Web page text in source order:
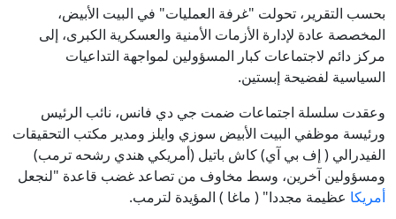
بحسب التقرير، تحولت "غرفة العمليات" في البيت الأبيض،
المخصصة عادة لإدارة الأزمات الأمنية والعسكرية الكبرى، إلى
مركز دائم لاجتماعات كبار المسؤولين لمواجهة التداعيات
السياسية لفضيحة إبستين.
وعقدت سلسلة اجتماعات ضمت جي دي فانس، نائب الرئيس
ورئيسة موظفي البيت الأبيض سوزي وايلز ومدير مكتب التحقيقات
الفيدرالي ( إف بي آي) كاش باتيل (أمريكي هندي رشحه ترمب)
ومسؤولين آخرين، وسط مخاوف من تصاعد غضب قاعدة "لنجعل
أمريكا عظيمة مجددا" ( ماغا ) المؤيدة لترمب.